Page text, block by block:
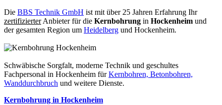
Die BBS Technik GmbH ist mit über 25 Jahren Erfahrung Ihr
zertifizierterAnbieter für die Kernbohrung in Hockenheim und
der gesamten Region um Heidelberg und Hockenheim.
Schwäbische Sorgfalt, moderne Technik und geschultes
Fachpersonal in Hockenheim fürKernbohren, Betonbohren,
Wanddurchbruch und weitere Dienste.
Kernbohrung in Hockenheim